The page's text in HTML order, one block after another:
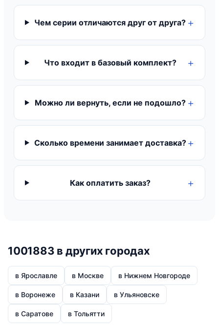
Чем серии отличаются друг от друга?
Что входит в базовый комплект?
Можно ли вернуть, если не подошло?
Сколько времени занимает доставка?
Как оплатить заказ?
1001883 в других городах
в Ярославле в Москве в Нижнем Новгороде
в Воронеже в Казани в Ульяновске
в Саратове в Тольятти